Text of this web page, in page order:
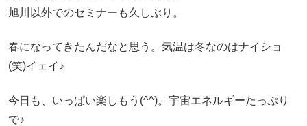
旭川以外でのセミナーも久しぶり。
春になってきたんだなと思う。気温は冬なのはナイショ
(笑)イェイ♪
今日も、いっぱい楽しもう(^^)。宇宙エネルギーたっぷり
で♪